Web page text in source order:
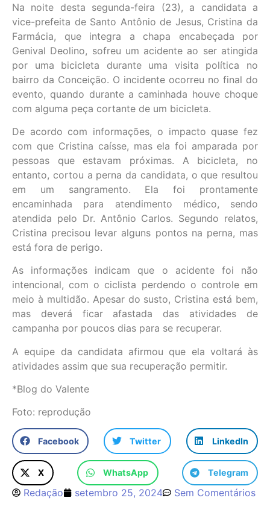
Na noite desta segunda-feira (23), a candidata a
vice-prefeita de Santo Antônio de Jesus, Cristina da
Farmácia, que integra a chapa encabeçada por
Genival Deolino, sofreu um acidente ao ser atingida
por uma bicicleta durante uma visita política no
bairro da Conceição. O incidente ocorreu no final do
evento, quando durante a caminhada houve choque
com alguma peça cortante de um bicicleta.
De acordo com informações, o impacto quase fez
com que Cristina caísse, mas ela foi amparada por
pessoas que estavam próximas. A bicicleta, no
entanto, cortou a perna da candidata, o que resultou
em um sangramento. Ela foi prontamente
encaminhada para atendimento médico, sendo
atendida pelo Dr. Antônio Carlos. Segundo relatos,
Cristina precisou levar alguns pontos na perna, mas
está fora de perigo.
As informações indicam que o acidente foi não
intencional, com o ciclista perdendo o controle em
meio à multidão. Apesar do susto, Cristina está bem,
mas deverá ficar afastada das atividades de
campanha por poucos dias para se recuperar.
A equipe da candidata afirmou que ela voltará às
atividades assim que sua recuperação permitir.
*Blog do Valente
Foto: reprodução
Facebook Twitter LinkedIn
X WhatsApp Telegram
Redação setembro 25, 2024 Sem Comentários